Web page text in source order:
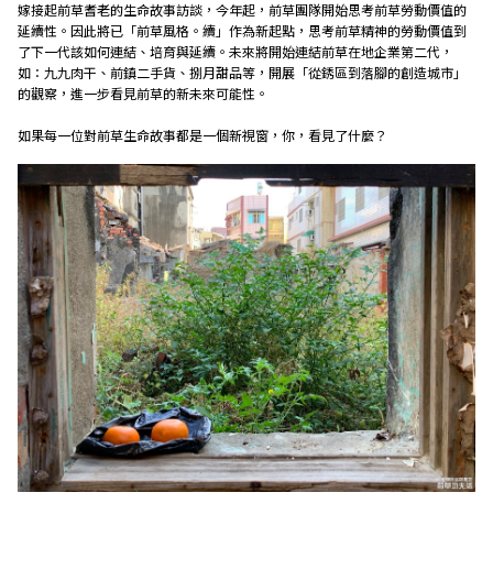
嫁接起前草耆老的生命故事訪談，今年起，前草團隊開始思考前草勞動價值的
延續性。因此將已「前草風格。續」作為新起點，思考前草精神的勞動價值到
了下一代該如何連結、培育與延續。未來將開始連結前草在地企業第二代，
如：九九肉干、前鎮二手貨、捌月甜品等，開展「從銹區到落腳的創造城市」
的觀察，進一步看見前草的新未來可能性。
如果每一位對前草生命故事都是一個新視窗，你，看見了什麼？